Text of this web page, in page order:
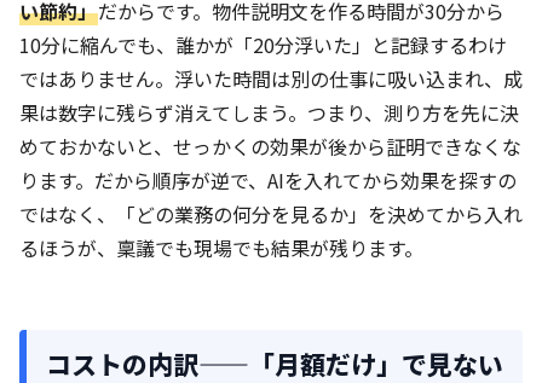
い節約」だからです。物件説明文を作る時間が30分から
10分に縮んでも、誰かが「20分浮いた」と記録するわけ
ではありません。浮いた時間は別の仕事に吸い込まれ、成
果は数字に残らず消えてしまう。つまり、測り方を先に決
めておかないと、せっかくの効果が後から証明できなくな
ります。だから順序が逆で、AIを入れてから効果を探すの
ではなく、「どの業務の何分を見るか」を決めてから入れ
るほうが、稟議でも現場でも結果が残ります。
コストの内訳——「月額だけ」で見ない